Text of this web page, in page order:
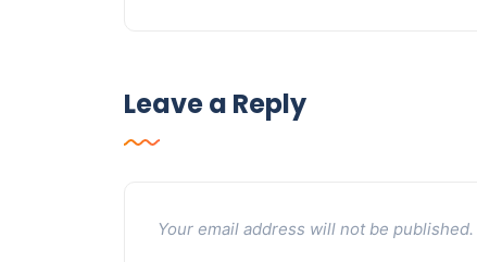
Leave a Reply
Your email address will not be published.